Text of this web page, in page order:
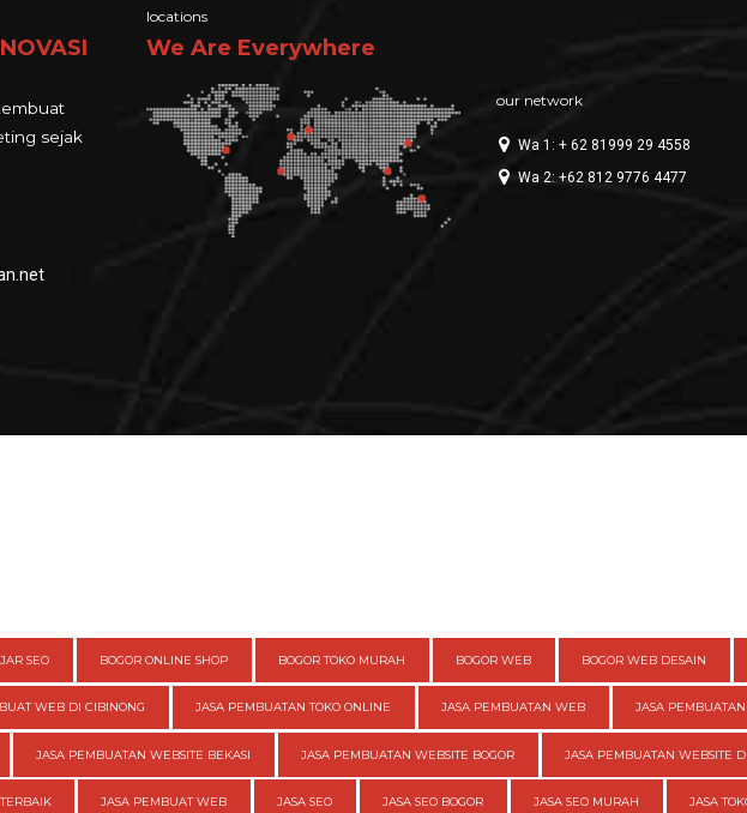
sejak
locations
We Are Everywhere
our network
Wa 1: + 62 81999 29 4558
Wa 2: +62 812 9776 4477
SEO BOGOR ONLINE SHOP BOGOR TOKO MURAH BOGOR WEB BOGOR WEB DESAIN
WEB DI CIBINONG JASA PEMBUATAN TOKO ONLINE JASA PEMBUATAN WEB JASA
JASA PEMBUATAN WEBSITE BEKASI JASA PEMBUATAN WEBSITE BOGOR JASA PEMBUATAN WEBSITE
JASA PEMBUAT WEB JASA SEO JASA SEO BOGOR JASA SEO MURAH JASA